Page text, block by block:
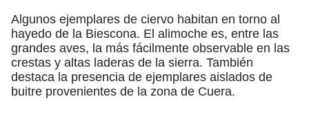
Algunos ejemplares de ciervo habitan en torno al
hayedo de la Biescona. El alimoche es, entre las
grandes aves, la más fácilmente observable en las
crestas y altas laderas de la sierra. También
destaca la presencia de ejemplares aislados de
buitre provenientes de la zona de Cuera.